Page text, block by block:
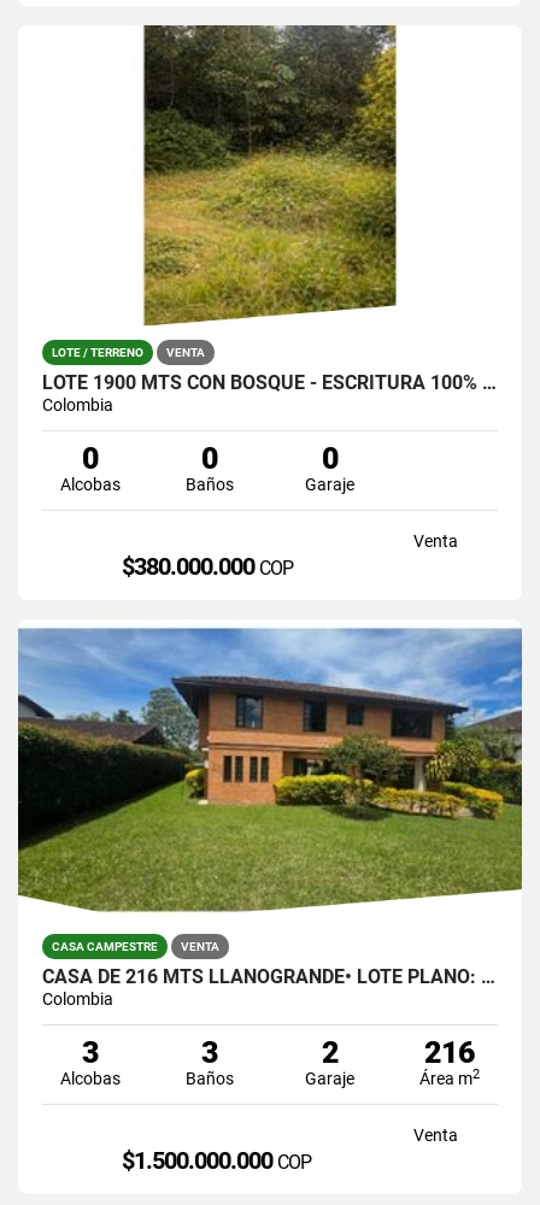
LOTE / TERRENO VENTA
LOTE 1900 MTS CON BOSQUE - ESCRITURA 100% SANTA ELENA (LA CATALANA)
Colombia
0
Alcobas
0
Baños
0
Garaje
Venta
$380.000.000 COP
CASA CAMPESTRE VENTA
CASA DE 216 MTS LLANOGRANDE• LOTE PLANO: 823 MTS $1.500.000.00
Colombia
3
Alcobas
3
Baños
2
Garaje
216
Área m2
Venta
$1.500.000.000 COP